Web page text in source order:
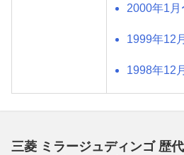
2000年1月
1999年12
1998年12
三菱 ミラージュディンゴ 歴